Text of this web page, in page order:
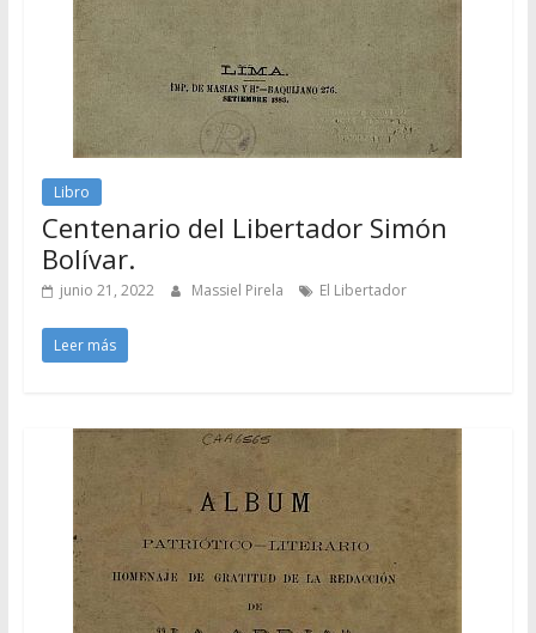
Libro
Centenario del Libertador Simón
Bolívar.
junio 21, 2022 Massiel Pirela El Libertador
Leer más